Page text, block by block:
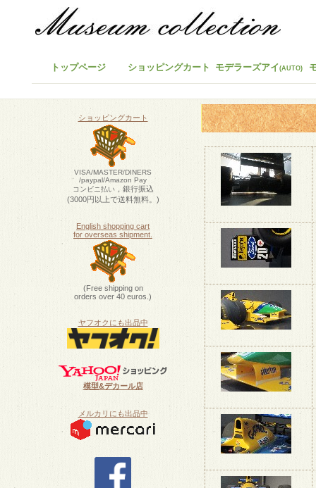
トップページ ショッピングカート モデラーズアイ(AUTO)
ショッピングカート
VISA/MASTER/DINERS
/paypal/Amazon Pay
コンビニ払い，銀行振込
(3000円以上で送料無料。)
English shopping cart
for overseas shipment.
(Free shipping on
orders over 40 euros.)
ヤフオクにも出品中
模型&デカール店
メルカリにも出品中